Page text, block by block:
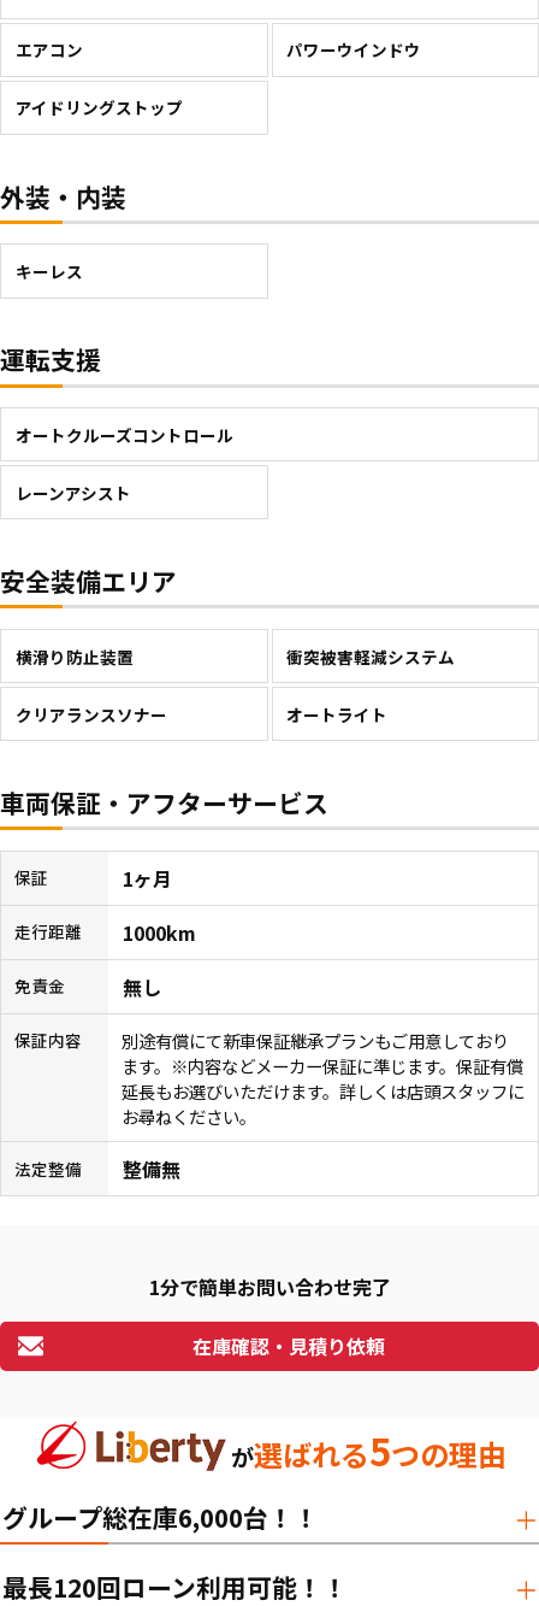
エアコン パワーウインドウ
アイドリングストップ
外装・内装
キーレス
運転支援
オートクルーズコントロール
レーンアシスト
安全装備エリア
横滑り防止装置 衝突被害軽減システム
クリアランスソナー オートライト
車両保証・アフターサービス
保証 1ヶ月
走行距離 1000km
免責金 無し
保証内容
別途有償にて新車保証継承プランもご用意しており
ます。※内容などメーカー保証に準じます。保証有償
延長もお選びいただけます。詳しくは店頭スタッフに
お尋ねください。
法定整備 整備無
1分で簡単お問い合わせ完了
在庫確認・見積り依頼
が選ばれる5つの理由
グループ総在庫6,000台！！
最長120回ローン利用可能！！